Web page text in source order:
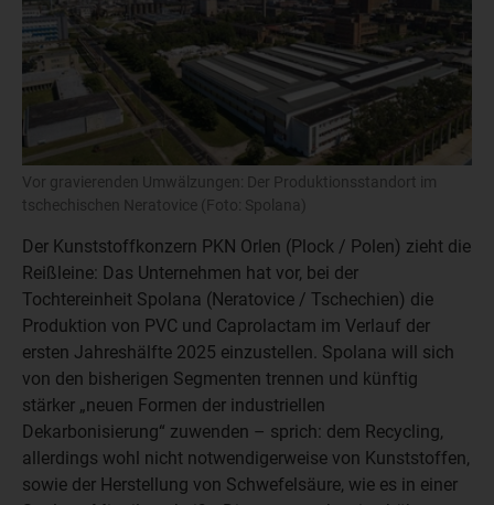
Vor gravierenden Umwälzungen: Der Produktionsstandort im
tschechischen Neratovice (Foto: Spolana)
Der Kunststoffkonzern PKN Orlen (Plock / Polen) zieht die
Reißleine: Das Unternehmen hat vor, bei der
Tochtereinheit Spolana (Neratovice / Tschechien) die
Produktion von PVC und Caprolactam im Verlauf der
ersten Jahreshälfte 2025 einzustellen. Spolana will sich
von den bisherigen Segmenten trennen und künftig
stärker „neuen Formen der industriellen
Dekarbonisierung“ zuwenden – sprich: dem Recycling,
allerdings wohl nicht notwendigerweise von Kunststoffen,
sowie der Herstellung von Schwefelsäure, wie es in einer